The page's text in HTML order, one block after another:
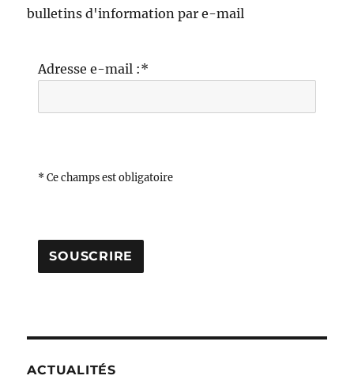
bulletins d'information par e-mail
Adresse e-mail :*
* Ce champs est obligatoire
ACTUALITÉS